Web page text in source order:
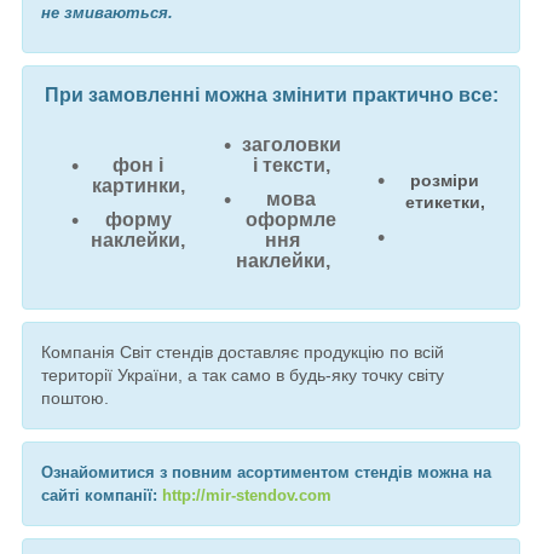
не змиваються.
При замовленні можна змінити практично все:
фон і
картинки,
форму
наклейки,
заголовки
і тексти,
мова
оформле
ння
наклейки,
розміри
етикетки,
Компанія Світ стендів доставляє продукцію по всій
території України, а так само в будь-яку точку світу
поштою.
Ознайомитися з повним асортиментом стендів можна на
сайті компанії: http://mir-stendov.com